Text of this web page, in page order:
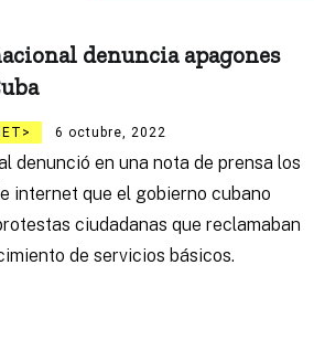
denuncia apagones
6 octubre, 2022
denunció en una nota de prensa los
internet que el gobierno cubano
ciudadanas que reclamaban
de servicios básicos.